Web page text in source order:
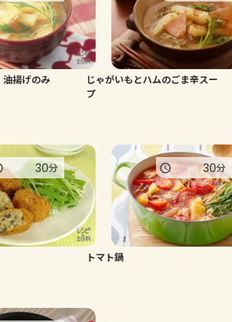
お問い合わせ
油揚げのみ
じゃがいもとハムのごま辛スー
プ
30分
トマト鍋
30分